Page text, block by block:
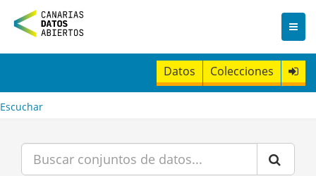
n
t
Datos Colecciones
Escuchar